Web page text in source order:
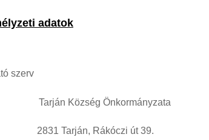
adatok
szerv
Község Önkormányzata
Tarján, Rákóczi út 39.